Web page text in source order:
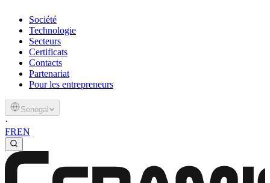
Société
Technologie
Secteurs
Certificats
Contacts
Partenariat
Pour les entrepreneurs
Senegal
·
FREN